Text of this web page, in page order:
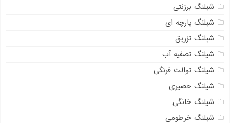
شیلنگ برزنتی
شیلنگ پارچه ای
شیلنگ تزریق
شیلنگ تصفیه آب
شیلنگ توالت فرنگی
شیلنگ حصیری
شیلنگ خانگی
شیلنگ خرطومی